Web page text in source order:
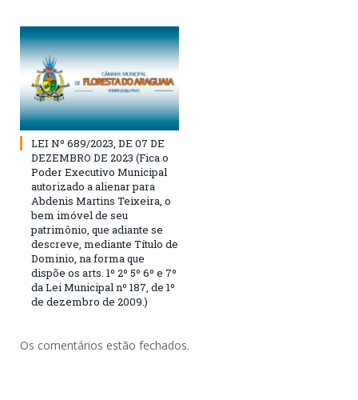
LEI Nº 689/2023, DE 07 DE
DEZEMBRO DE 2023 (Fica o
Poder Executivo Municipal
autorizado a alienar para
Abdenis Martins Teixeira, o
bem imóvel de seu
patrimônio, que adiante se
descreve, mediante Título de
Dominio, na forma que
dispõe os arts. 1º 2º 5º 6º e 7º
da Lei Municipal nº 187, de 1º
de dezembro de 2009.)
Os comentários estão fechados.